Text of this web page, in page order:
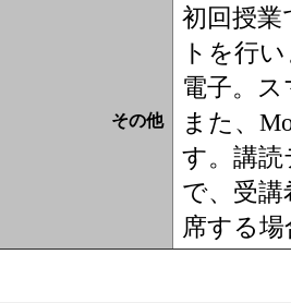
その他
初回授
トを行
電子。
また、
す。講
で、受
席する